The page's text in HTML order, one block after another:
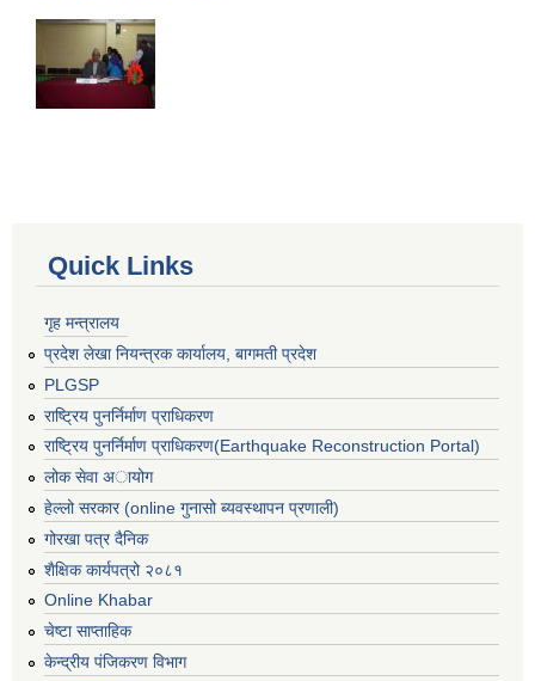
Quick Links
गृह मन्त्रालय
प्रदेश लेखा नियन्त्रक कार्यालय, बागमती प्रदेश
PLGSP
राष्ट्रिय पुनर्निर्माण प्राधिकरण
राष्ट्रिय पुनर्निर्माण प्राधिकरण(Earthquake Reconstruction Portal)
लोक सेवा अायोग
हेल्लो सरकार (online गुनासो ब्यवस्थापन प्रणाली)
गोरखा पत्र दैनिक
शैक्षिक कार्यपत्रो २०८१
Online Khabar
चेष्टा साप्ताहिक
केन्द्रीय पंजिकरण विभाग